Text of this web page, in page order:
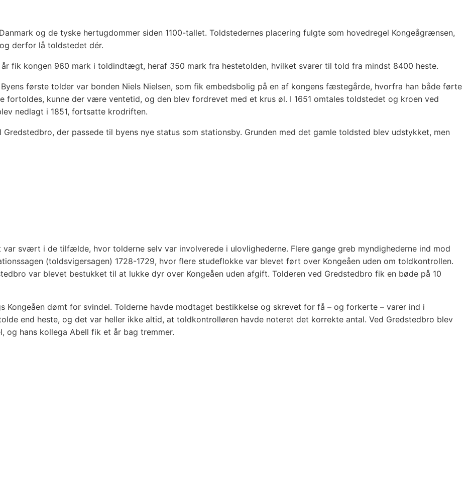
og de tyske hertugdommer siden 1100-tallet. Toldstedernes placering fulgte som hovedregel Kongeågrænsen,
derfor lå toldstedet dér.
fik kongen 960 mark i toldindtægt, heraf 350 mark fra hestetolden, hvilket svarer til told fra mindst 8400 heste.
første tolder var bonden Niels Nielsen, som fik embedsbolig på en af kongens fæstegårde, hvorfra han både førte
fortoldes, kunne der være ventetid, og den blev fordrevet med et krus øl. I 1651 omtales toldstedet og kroen ved
nedlagt i 1851, fortsatte krodriften.
der passede til byens nye status som stationsby. Grunden med det gamle toldsted blev udstykket, men
svært i de tilfælde, hvor tolderne selv var involverede i ulovlighederne. Flere gange greb myndighederne ind mod
(toldsvigersagen) 1728-1729, hvor flere studeflokke var blevet ført over Kongeåen uden om toldkontrollen.
var blevet bestukket til at lukke dyr over Kongeåen uden afgift. Tolderen ved Gredstedbro fik en bøde på 10
Kongeåen dømt for svindel. Tolderne havde modtaget bestikkelse og skrevet for få – og forkerte – varer ind i
end heste, og det var heller ikke altid, at toldkontrolløren havde noteret det korrekte antal. Ved Gredstedbro blev
hans kollega Abell fik et år bag tremmer.